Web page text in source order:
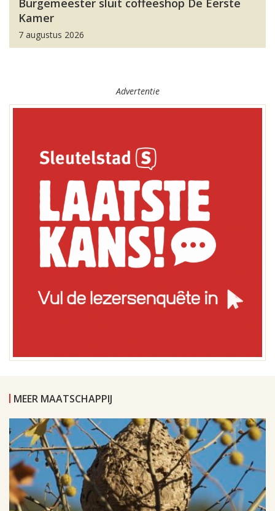
Burgemeester sluit coffeeshop De Eerste
Kamer
7 augustus 2026
Advertentie
MEER MAATSCHAPPIJ